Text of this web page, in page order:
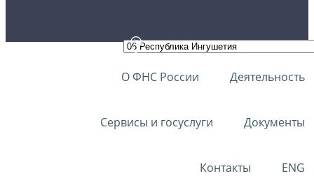
О ФНС России Деятельность
Сервисы и госуслуги Документы
Контакты ENG